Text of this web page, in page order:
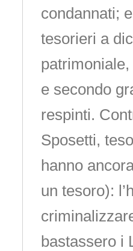
condannati;
tesorieri a
e secondo
respinti.
Sposetti,
hanno
un tesoro):
bastassero i